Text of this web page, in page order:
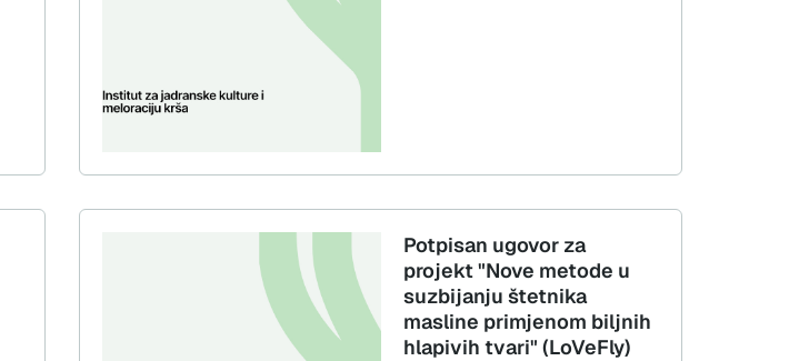
Potpisan ugovor za
projekt "Nove metode u
suzbijanju štetnika
masline primjenom biljnih
hlapivih tvari" (LoVeFly)